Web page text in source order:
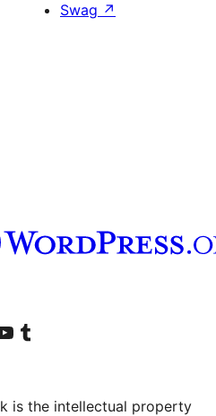
Swag ↗
방문하기 텀블러 계정 방문하기
is the intellectual property